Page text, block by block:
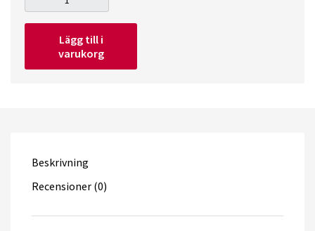
Hikari
Blood-
Lägg till i
varukorg
Beskrivning
Recensioner (0)